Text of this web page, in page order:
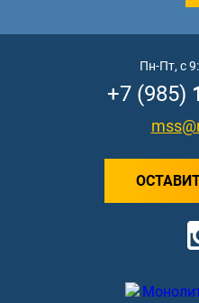
Пн-Пт, с
+7 (985)